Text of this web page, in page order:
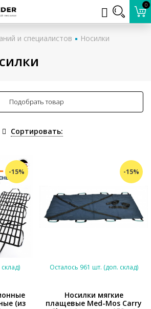
0
и специалистов Носилки
Подобрать товар
Сортировать:
-15%
(из
-15%
Осталось 961 шт. (доп. склад)
Носилки мягкие
плащевые Med-Mos Carry